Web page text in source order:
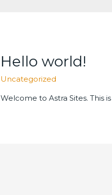
Hello world!
Uncategorized
Welcome to Astra Sites. This